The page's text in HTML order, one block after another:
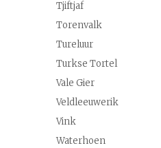
Tjiftjaf
Torenvalk
Tureluur
Turkse Tortel
Vale Gier
Veldleeuwerik
Vink
Waterhoen